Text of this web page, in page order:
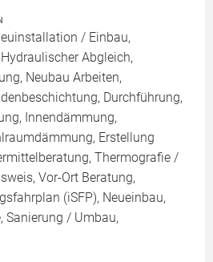
/ Einbau,
Abgleich,
Neubau Arbeiten,
Durchführung,
Innendämmung,
Erstellung
Thermografie /
Vor-Ort Beratung,
(iSFP), Neueinbau,
Sanierung / Umbau,